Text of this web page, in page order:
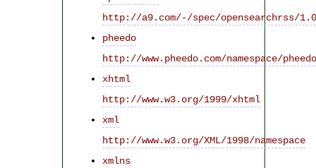
http://a9.com/-/spec/opensearchrss/
pheedo
http://www.pheedo.com/namespace/pheedo
xhtml
http://www.w3.org/1999/xhtml
xml
http://www.w3.org/XML/1998/namespace
xmlns